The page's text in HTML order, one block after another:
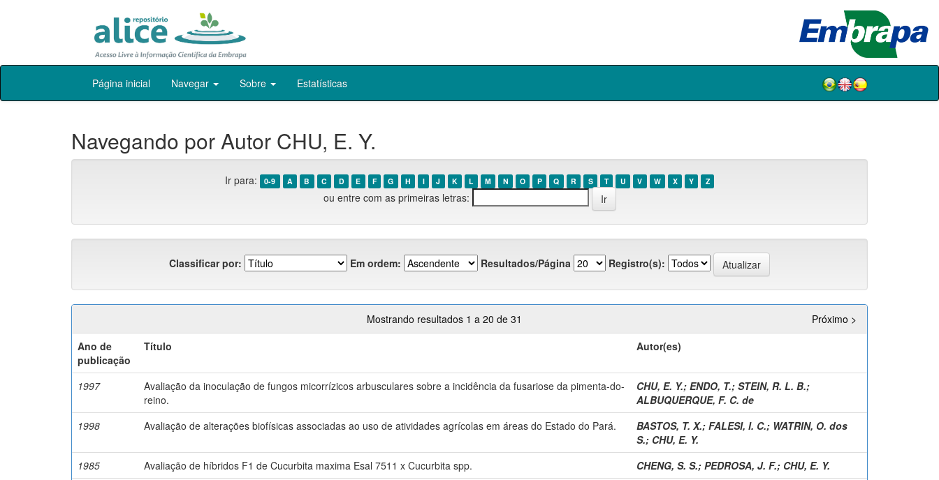
Skip
Página inicial Navegar Sobre Estatísticas
Navegando por Autor CHU, E. Y.
Ir para: 0-9 A B C D E F G H I J K L M N O P Q R S T U V W X Y Z
ou entre com as primeiras letras:
Classificar por: Em ordem: Resultados/Página Registro(s):
Mostrando resultados 1 a 20 de 31
Próximo >
Ano de
publicação
Título Autor(es)
1997
Avaliação da inoculação de fungos micorrízicos arbusculares sobre a incidência da fusariose da pimenta-do-
reino.
CHU, E. Y.; ENDO, T.; STEIN, R. L. B.;
ALBUQUERQUE, F. C. de
1998
Avaliação de alterações biofísicas associadas ao uso de atividades agrícolas em áreas do Estado do Pará. BASTOS, T. X.; FALESI, I. C.; WATRIN, O. dos
S.; CHU, E. Y.
1985
Avaliação de híbridos F1 de Cucurbita maxima Esal 7511 x Cucurbita spp. CHENG, S. S.; PEDROSA, J. F.; CHU, E. Y.